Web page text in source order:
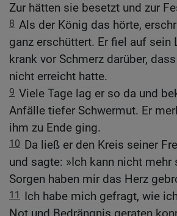
Zur hätten sie besetzt und zur
8 Als der König das hörte,
ganz erschüttert. Er fiel auf sein
krank vor Schmerz darüber,
nicht erreicht hatte.
9 Viele Tage lag er so da und
Anfälle tiefer Schwermut. Er
ihm zu Ende ging.
10 Da ließ er den Kreis seiner
und sagte: »Ich kann nicht mehr
Sorgen haben mir das Herz
11
Ich habe mich gefragt, wie